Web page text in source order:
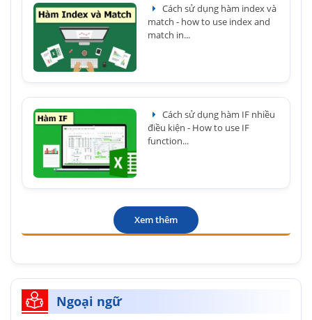
Cách sử dụng hàm index và
match - how to use index and
match in...
Cách sử dụng hàm IF nhiều
điều kiện - How to use IF
function...
Xem thêm
Ngoại ngữ